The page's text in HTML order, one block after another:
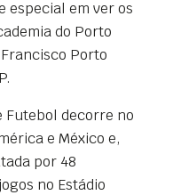
especial em ver os
do Porto
Porto
Futebol decorre no
e México e,
por 48
no Estádio